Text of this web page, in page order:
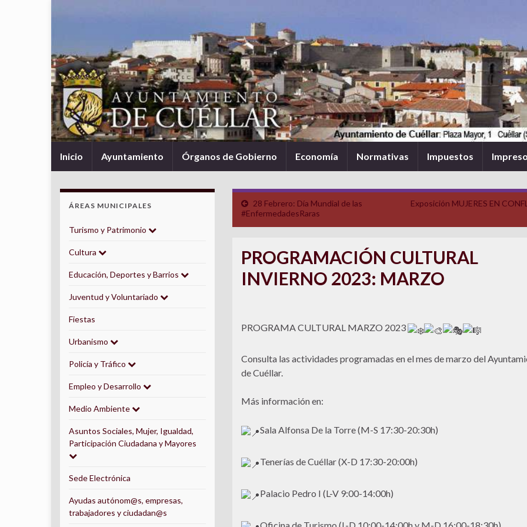
Inicio Ayuntamiento Órganos de Gobierno Economía Normativas Impuestos
28 Febrero: Día Mundial de las
#EnfermedadesRaras
Exposición MUJERES EN
PROGRAMACIÓN CULTURAL
INVIERNO 2023: MARZO
PROGRAMA CULTURAL MARZO 2023
Consulta las actividades programadas en el mes de marzo del
de Cuéllar.
Más información en:
Sala Alfonsa De la Torre (M-S 17:30-20:30h)
Tenerías de Cuéllar (X-D 17:30-20:00h)
Palacio Pedro I (L-V 9:00-14:00h)
ÁREAS MUNICIPALES
Turismo y Patrimonio
Cultura
Educación, Deportes y Barrios
Juventud y Voluntariado
Fiestas
Urbanismo
Policía y Tráfico
Empleo y Desarrollo
Medio Ambiente
Asuntos Sociales, Mujer, Igualdad,
Participación Ciudadana y Mayores
Sede Electrónica
Ayudas autónom@s, empresas,
trabajadores y ciudadan@s